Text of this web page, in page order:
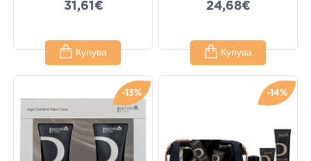
31,61€
Купува
24,68€
Купува
-13% -14%